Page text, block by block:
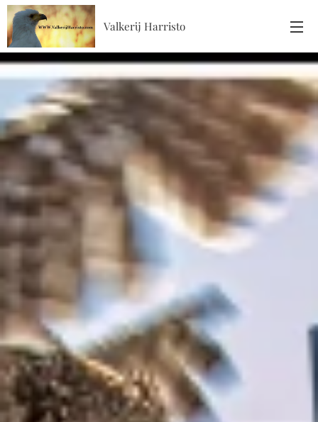
Valkerij Harristo